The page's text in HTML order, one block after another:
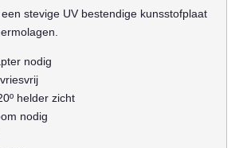
stevige UV bestendige kunsstofplaat
nodig
helder zicht
nodig